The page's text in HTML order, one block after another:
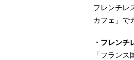
フレンチレ
カフェ」で
・フレンチ
「フラン